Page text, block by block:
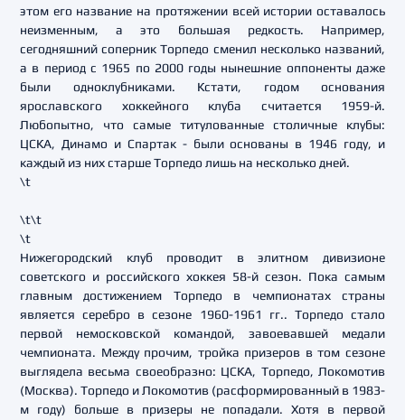
этом его название на протяжении всей истории оставалось
неизменным, а это большая редкость. Например,
сегодняшний соперник Торпедо сменил несколько названий,
а в период с 1965 по 2000 годы нынешние оппоненты даже
были одноклубниками. Кстати, годом основания
ярославского хоккейного клуба считается 1959-й.
Любопытно, что самые титулованные столичные клубы:
ЦСКА, Динамо и Спартак - были основаны в 1946 году, и
каждый из них старше Торпедо лишь на несколько дней.
\t
\t\t
\t
Нижегородский клуб проводит в элитном дивизионе
советского и российского хоккея 58-й сезон. Пока самым
главным достижением Торпедо в чемпионатах страны
является серебро в сезоне 1960-1961 гг.. Торпедо стало
первой немосковской командой, завоевавшей медали
чемпионата. Между прочим, тройка призеров в том сезоне
выглядела весьма своеобразно: ЦСКА, Торпедо, Локомотив
(Москва). Торпедо и Локомотив (расформированный в 1983-
м году) больше в призеры не попадали. Хотя в первой